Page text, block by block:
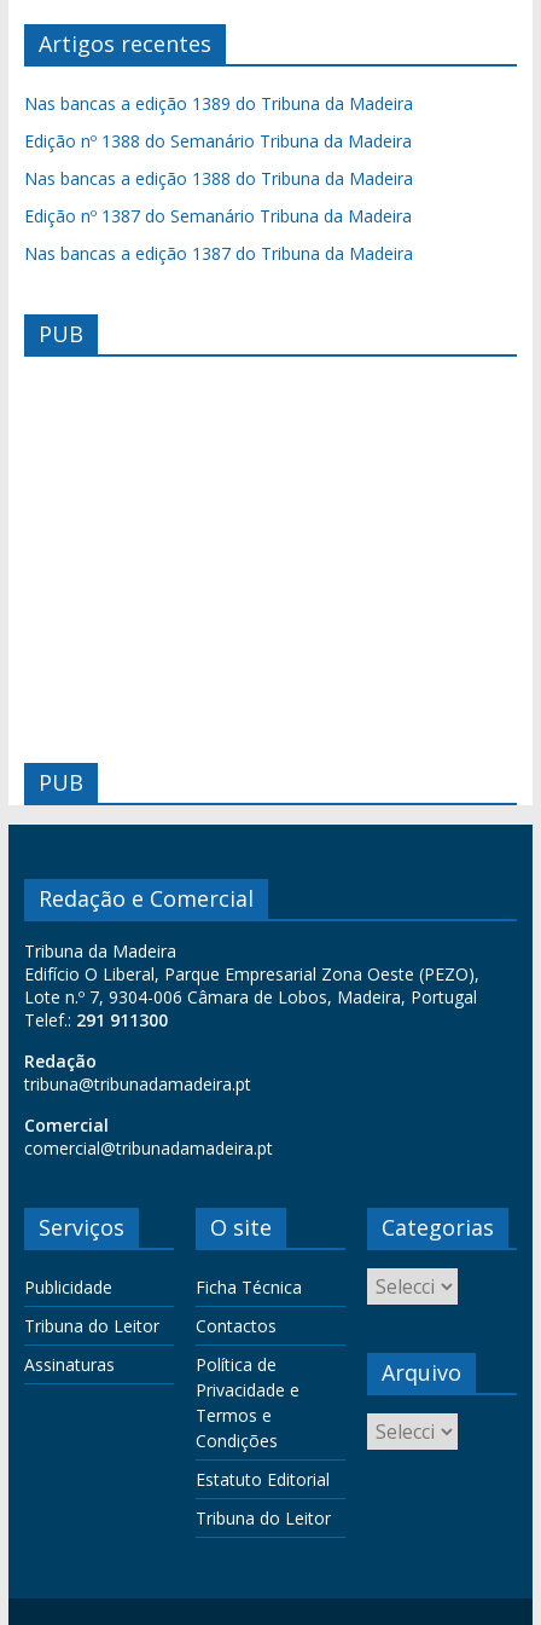
Artigos recentes
Nas bancas a edição 1389 do Tribuna da Madeira
Edição nº 1388 do Semanário Tribuna da Madeira
Nas bancas a edição 1388 do Tribuna da Madeira
Edição nº 1387 do Semanário Tribuna da Madeira
Nas bancas a edição 1387 do Tribuna da Madeira
PUB
PUB
Redação e Comercial
Tribuna da Madeira
Edifício O Liberal, Parque Empresarial Zona Oeste (PEZO),
Lote n.º 7, 9304-006 Câmara de Lobos, Madeira, Portugal
Telef.: 291 911300
Redação
tribuna@tribunadamadeira.pt
Comercial
comercial@tribunadamadeira.pt
Serviços
Publicidade
Tribuna do Leitor
Assinaturas
O site
Ficha Técnica
Contactos
Política de
Privacidade e
Termos e
Condições
Estatuto Editorial
Tribuna do Leitor
Categorias
Arquivo